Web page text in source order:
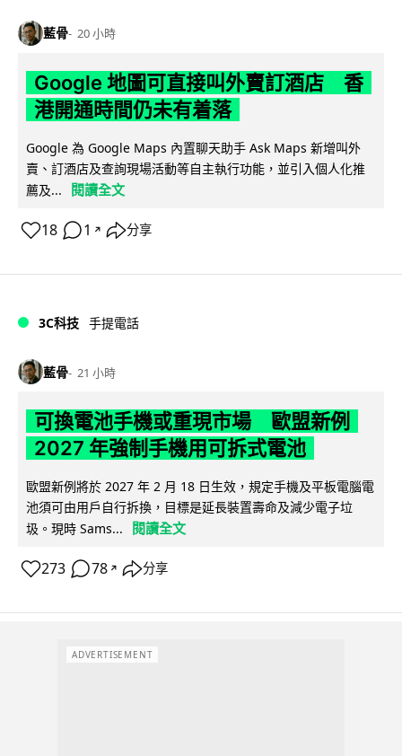
藍骨 20 小時
Google 地圖可直接叫外賣訂酒店 香
港開通時間仍未有着落
Google 為 Google Maps 內置聊天助手 Ask Maps 新增叫外
賣、訂酒店及查詢現場活動等自主執行功能，並引入個人化推
薦及...
閱讀全文
18 1 ↗ 分享
3C科技 手提電話
藍骨 21 小時
可換電池手機或重現市場 歐盟新例
2027 年強制手機用可拆式電池
歐盟新例將於 2027 年 2 月 18 日生效，規定手機及平板電腦電
池須可由用戶自行拆換，目標是延長裝置壽命及減少電子垃
圾。現時 Sams...
閱讀全文
273 78 ↗ 分享
ADVERTISEMENT